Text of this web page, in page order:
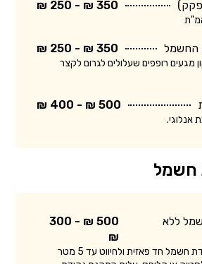
350 ₪ - 250 ₪
החשמל 350 ₪ - 250 ₪
מגעים רופפים שעלולים לגרום לקצר
500 ₪ - 400 ₪
אנלוגי.
חשמל
ללא
500 ₪ - 300
₪
המחיר מתייחס לנקודת חשמל חד פאזית ולחיווט עד 5 מטר